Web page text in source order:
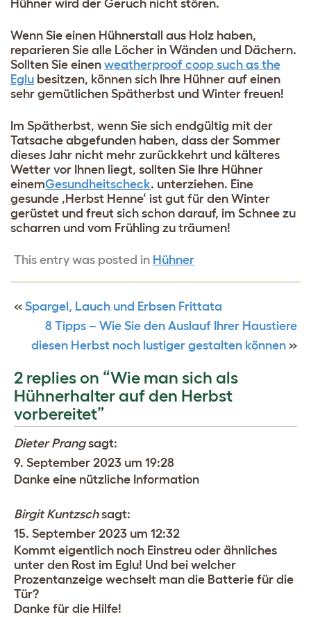
Hühner wird der Geruch nicht stören.
Wenn Sie einen Hühnerstall aus Holz haben,
reparieren Sie alle Löcher in Wänden und Dächern.
Sollten Sie einen weatherproof coop such as the
Eglu besitzen, können sich Ihre Hühner auf einen
sehr gemütlichen Spätherbst und Winter freuen!
Im Spätherbst, wenn Sie sich endgültig mit der
Tatsache abgefunden haben, dass der Sommer
dieses Jahr nicht mehr zurückkehrt und kälteres
Wetter vor Ihnen liegt, sollten Sie Ihre Hühner
einemGesundheitscheck. unterziehen. Eine
gesunde ‚Herbst Henne‘ ist gut für den Winter
gerüstet und freut sich schon darauf, im Schnee zu
scharren und vom Frühling zu träumen!
This entry was posted in Hühner
« Spargel, Lauch und Erbsen Frittata
8 Tipps – Wie Sie den Auslauf Ihrer Haustiere
diesen Herbst noch lustiger gestalten können »
2 replies on “Wie man sich als
Hühnerhalter auf den Herbst
vorbereitet”
Dieter Prang sagt:
9. September 2023 um 19:28
Danke eine nützliche Information
Birgit Kuntzsch sagt:
15. September 2023 um 12:32
Kommt eigentlich noch Einstreu oder ähnliches
unter den Rost im Eglu! Und bei welcher
Prozentanzeige wechselt man die Batterie für die
Tür?
Danke für die Hilfe!